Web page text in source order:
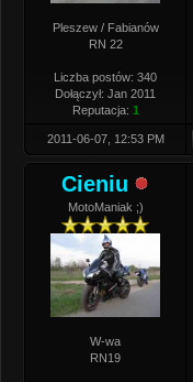
Pleszew / Fabianów
RN 22
Liczba postów: 340
Dołączył: Jan 2011
Reputacja: 1
2011-06-07, 12:53 PM
Cieniu
MotoManiak ;)
W-wa
RN19